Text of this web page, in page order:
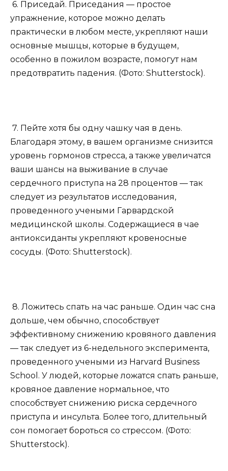
6. Приседай. Приседания — простое
упражнение, которое можно делать
практически в любом месте, укрепляют наши
основные мышцы, которые в будущем,
особенно в пожилом возрасте, помогут нам
предотвратить падения. (Фото: Shutterstock).
7. Пейте хотя бы одну чашку чая в день.
Благодаря этому, в вашем организме снизится
уровень гормонов стресса, а также увеличатся
ваши шансы на выживание в случае
сердечного приступа на 28 процентов — так
следует из результатов исследования,
проведенного учеными Гарвардской
медицинской школы. Содержащиеся в чае
антиоксиданты укрепляют кровеносные
сосуды. (Фото: Shutterstock).
8. Ложитесь спать на час раньше. Один час сна
дольше, чем обычно, способствует
эффективному снижению кровяного давления
— так следует из 6-недельного эксперимента,
проведенного учеными из Harvard Business
School. У людей, которые ложатся спать раньше,
кровяное давление нормальное, что
способствует снижению риска сердечного
приступа и инсульта. Более того, длительный
сон помогает бороться со стрессом. (Фото:
Shutterstock).